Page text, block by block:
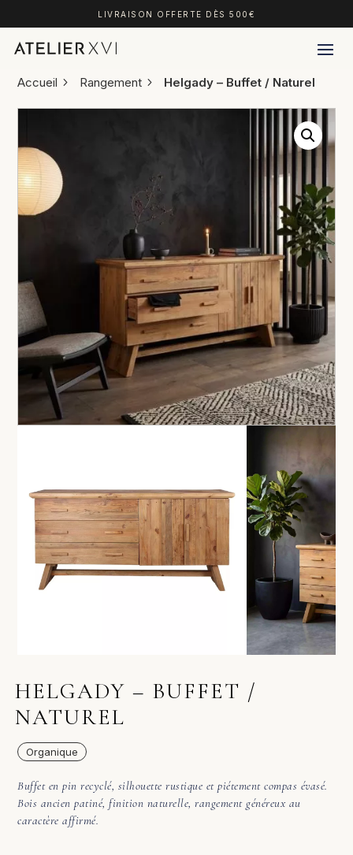
LIVRAISON OFFERTE DÈS 500€
Accueil Rangement Helgady – Buffet / Naturel
HELGADY – BUFFET /
NATUREL
Organique
Buffet en pin recyclé, silhouette rustique et piétement compas évasé.
Bois ancien patiné, finition naturelle, rangement généreux au
caractère affirmé.